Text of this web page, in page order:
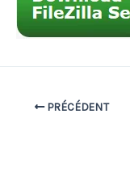
PRÉCÉDENT